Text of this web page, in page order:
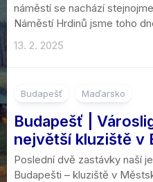
náměstí se nachází
Náměstí Hrdinů jsme toho
13. 2. 2025
Budapešť Maďarsko
Budapešť |
největší kluziště v
Poslední dvě zastávky naší
Budapešti – kluziště v